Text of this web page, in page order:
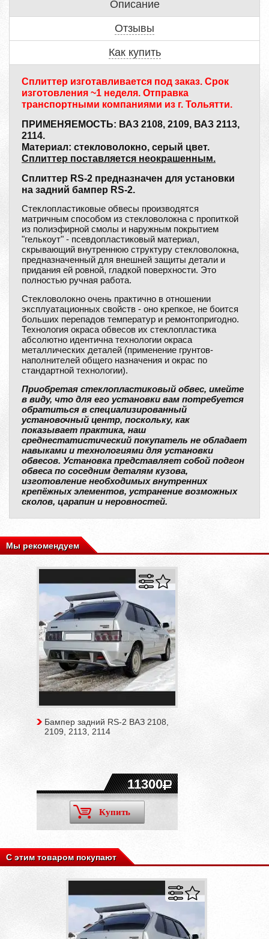
Описание
Отзывы
Как купить
Сплиттер изготавливается под заказ. Срок
изготовления ~1 неделя. Отправка
транспортными компаниями из г. Тольятти.
ПРИМЕНЯЕМОСТЬ: ВАЗ 2108, 2109, ВАЗ 2113,
2114.
Материал: стекловолокно, серый цвет.
Сплиттер поставляется неокрашенным.
Сплиттер RS-2 предназначен для установки
на задний бампер RS-2.
Стеклопластиковые обвесы производятся
матричным способом из стекловолокна с пропиткой
из полиэфирной смолы и наружным покрытием
"гелькоут" - псевдопластиковый материал,
скрывающий внутреннюю структуру стекловолокна,
предназначенный для внешней защиты детали и
придания ей ровной, гладкой поверхности. Это
полностью ручная работа.
Стекловолокно очень практично в отношении
эксплуатационных свойств - оно крепкое, не боится
больших перепадов температур и ремонтопригодно.
Технология окраса обвесов их стеклопластика
абсолютно идентична технологии окраса
металлических деталей (применение грунтов-
наполнителей общего назначения и окрас по
стандартной технологии).
Приобретая стеклопластиковый обвес, имейте
в виду, что для его установки вам потребуется
обратиться в специализированный
установочный центр, поскольку, как
показывает практика, наш
среднестатистический покупатель не обладает
навыками и технологиями для установки
обвесов. Установка представляет собой подгон
обвеса по соседним деталям кузова,
изготовление необходимых внутренних
крепёжных элементов, устранение возможных
сколов, царапин и неровностей.
Мы рекомендуем
Бампер задний RS-2 ВАЗ 2108,
2109, 2113, 2114
11300
Купить
С этим товаром покупают